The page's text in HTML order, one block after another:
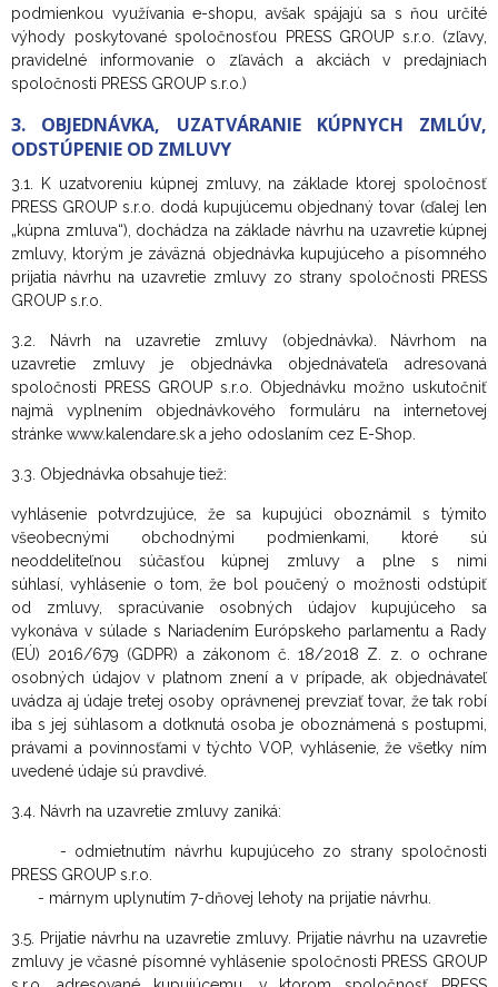
podmienkou využívania e-shopu, avšak spájajú sa s ňou určité
výhody poskytované spoločnosťou PRESS GROUP s.r.o. (zľavy,
pravidelné informovanie o zľavách a akciách v predajniach
spoločnosti PRESS GROUP s.r.o.)
3. OBJEDNÁVKA, UZATVÁRANIE KÚPNYCH ZMLÚV,
ODSTÚPENIE OD ZMLUVY
3.1. K uzatvoreniu kúpnej zmluvy, na základe ktorej spoločnosť
PRESS GROUP s.r.o. dodá kupujúcemu objednaný tovar (ďalej len
„kúpna zmluva“), dochádza na základe návrhu na uzavretie kúpnej
zmluvy, ktorým je záväzná objednávka kupujúceho a písomného
prijatia návrhu na uzavretie zmluvy zo strany spoločnosti PRESS
GROUP s.r.o.
3.2. Návrh na uzavretie zmluvy (objednávka). Návrhom na
uzavretie zmluvy je objednávka objednávateľa adresovaná
spoločnosti PRESS GROUP s.r.o. Objednávku možno uskutočniť
najmä vyplnením objednávkového formuláru na internetovej
stránke www.kalendare.sk a jeho odoslaním cez E-Shop.
3.3. Objednávka obsahuje tiež:
vyhlásenie potvrdzujúce, že sa kupujúci oboznámil s týmito
všeobecnými obchodnými podmienkami, ktoré sú
neoddeliteľnou súčasťou kúpnej zmluvy a plne s nimi
súhlasí, vyhlásenie o tom, že bol poučený o možnosti odstúpiť
od zmluvy, spracúvanie osobných údajov kupujúceho sa
vykonáva v súlade s Nariadením Európskeho parlamentu a Rady
(EÚ) 2016/679 (GDPR) a zákonom č. 18/2018 Z. z. o ochrane
osobných údajov v platnom znení a v prípade, ak objednávateľ
uvádza aj údaje tretej osoby oprávnenej prevziať tovar, že tak robí
iba s jej súhlasom a dotknutá osoba je oboznámená s postupmi,
právami a povinnosťami v týchto VOP, vyhlásenie, že všetky ním
uvedené údaje sú pravdivé.
3.4. Návrh na uzavretie zmluvy zaniká:
- odmietnutím návrhu kupujúceho zo strany spoločnosti
PRESS GROUP s.r.o.
- márnym uplynutím 7-dňovej lehoty na prijatie návrhu.
3.5. Prijatie návrhu na uzavretie zmluvy. Prijatie návrhu na uzavretie
zmluvy je včasné písomné vyhlásenie spoločnosti PRESS GROUP